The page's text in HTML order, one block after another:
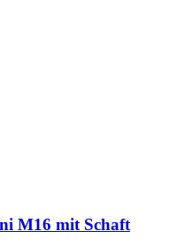
M16 mit Schaft